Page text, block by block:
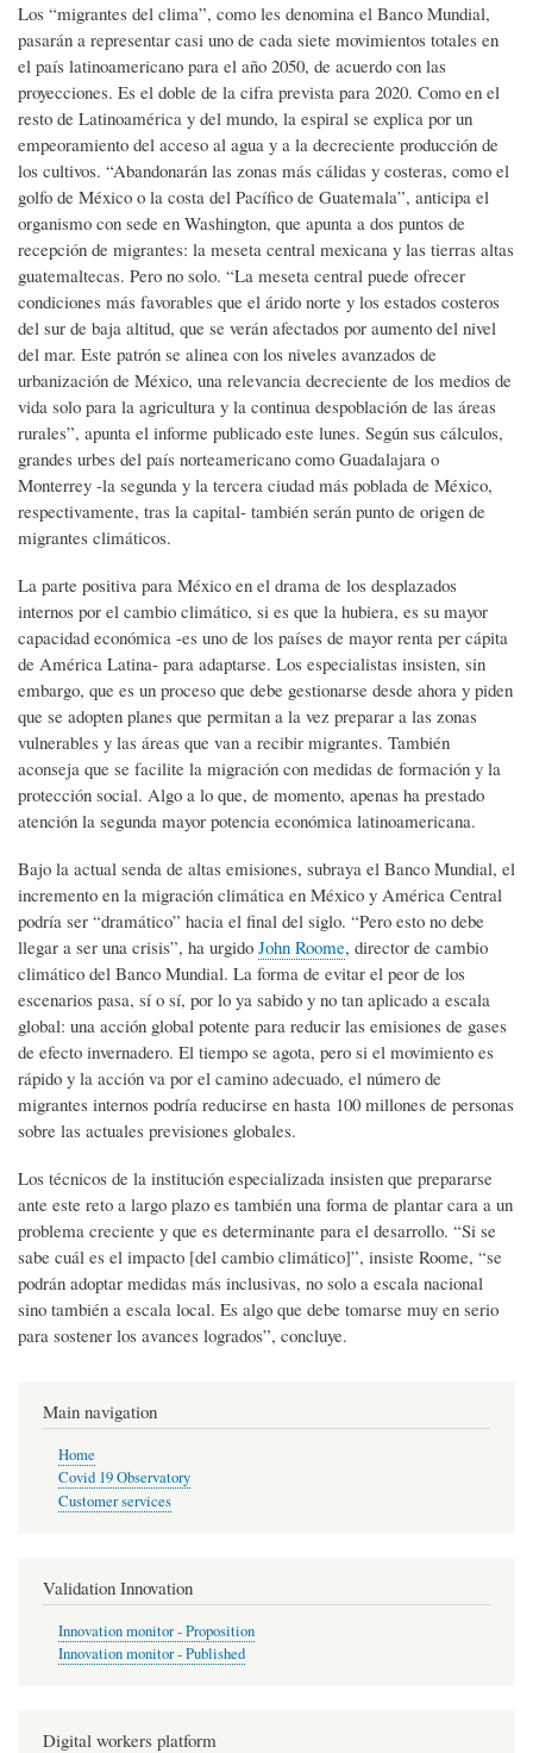
Los “migrantes del clima”, como les denomina el Banco Mundial,
pasarán a representar casi uno de cada siete movimientos totales en
el país latinoamericano para el año 2050, de acuerdo con las
proyecciones. Es el doble de la cifra prevista para 2020. Como en el
resto de Latinoamérica y del mundo, la espiral se explica por un
empeoramiento del acceso al agua y a la decreciente producción de
los cultivos. “Abandonarán las zonas más cálidas y costeras, como el
golfo de México o la costa del Pacífico de Guatemala”, anticipa el
organismo con sede en Washington, que apunta a dos puntos de
recepción de migrantes: la meseta central mexicana y las tierras altas
guatemaltecas. Pero no solo. “La meseta central puede ofrecer
condiciones más favorables que el árido norte y los estados costeros
del sur de baja altitud, que se verán afectados por aumento del nivel
del mar. Este patrón se alinea con los niveles avanzados de
urbanización de México, una relevancia decreciente de los medios de
vida solo para la agricultura y la continua despoblación de las áreas
rurales”, apunta el informe publicado este lunes. Según sus cálculos,
grandes urbes del país norteamericano como Guadalajara o
Monterrey -la segunda y la tercera ciudad más poblada de México,
respectivamente, tras la capital- también serán punto de origen de
migrantes climáticos.
La parte positiva para México en el drama de los desplazados
internos por el cambio climático, si es que la hubiera, es su mayor
capacidad económica -es uno de los países de mayor renta per cápita
de América Latina- para adaptarse. Los especialistas insisten, sin
embargo, que es un proceso que debe gestionarse desde ahora y piden
que se adopten planes que permitan a la vez preparar a las zonas
vulnerables y las áreas que van a recibir migrantes. También
aconseja que se facilite la migración con medidas de formación y la
protección social. Algo a lo que, de momento, apenas ha prestado
atención la segunda mayor potencia económica latinoamericana.
Bajo la actual senda de altas emisiones, subraya el Banco Mundial, el
incremento en la migración climática en México y América Central
podría ser “dramático” hacia el final del siglo. “Pero esto no debe
llegar a ser una crisis”, ha urgido John Roome, director de cambio
climático del Banco Mundial. La forma de evitar el peor de los
escenarios pasa, sí o sí, por lo ya sabido y no tan aplicado a escala
global: una acción global potente para reducir las emisiones de gases
de efecto invernadero. El tiempo se agota, pero si el movimiento es
rápido y la acción va por el camino adecuado, el número de
migrantes internos podría reducirse en hasta 100 millones de personas
sobre las actuales previsiones globales.
Los técnicos de la institución especializada insisten que prepararse
ante este reto a largo plazo es también una forma de plantar cara a un
problema creciente y que es determinante para el desarrollo. “Si se
sabe cuál es el impacto [del cambio climático]”, insiste Roome, “se
podrán adoptar medidas más inclusivas, no solo a escala nacional
sino también a escala local. Es algo que debe tomarse muy en serio
para sostener los avances logrados”, concluye.
Main navigation
Home
Covid 19 Observatory
Customer services
Validation Innovation
Innovation monitor - Proposition
Innovation monitor - Published
Digital workers platform